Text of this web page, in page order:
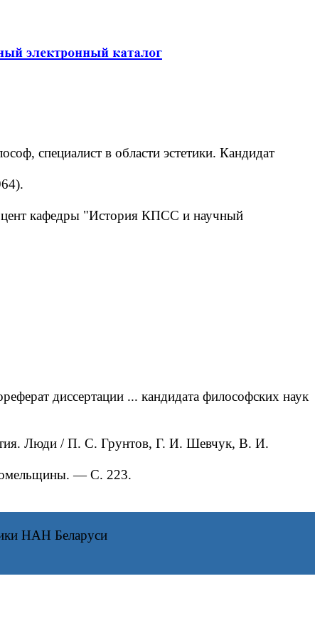
специалист в области эстетики. Кандидат
кафедры "История КПСС и научный
диссертации ... кандидата философских наук
Люди / П. С. Грунтов, Г. И. Шевчук, В. И.
— С. 223.
НАН Беларуси